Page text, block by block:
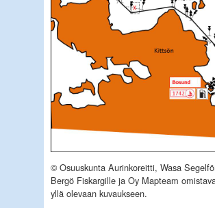
© Osuuskunta Aurinkoreitti, Wasa
Bergö Fiskargille ja Oy Mapteam
yllä olevaan kuvaukseen.